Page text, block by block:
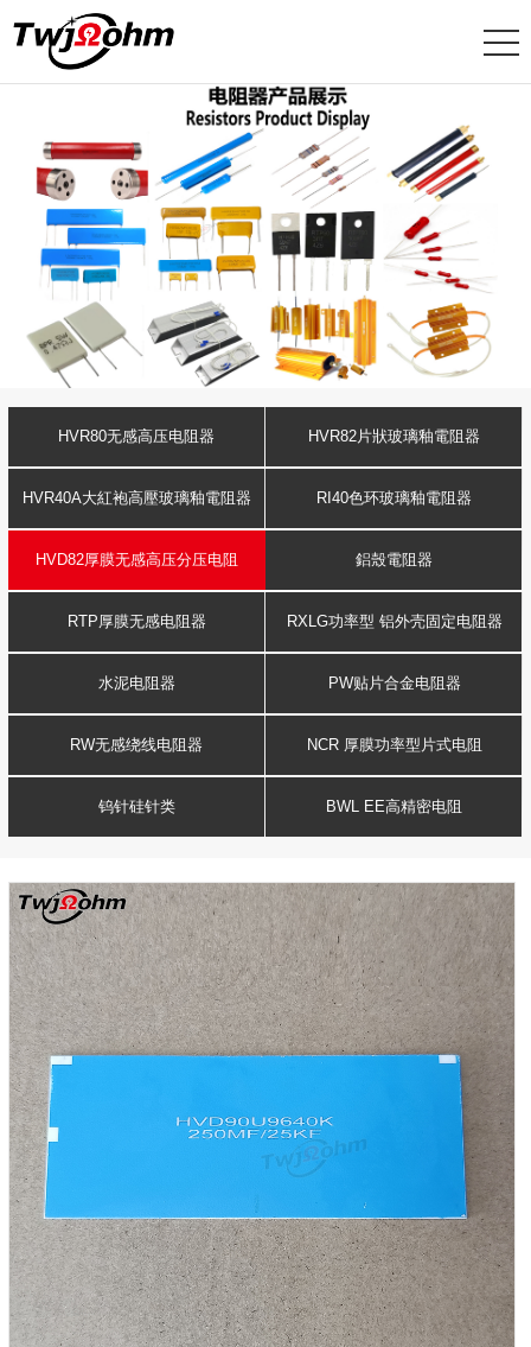
HVR80无感高压电阻器 HVR82片狀玻璃釉電阻器
HVR40A大紅袍高壓玻璃釉電阻器 RI40色环玻璃釉電阻器
HVD82厚膜无感高压分压电阻 鋁殼電阻器
RTP厚膜无感电阻器 RXLG功率型 铝外壳固定电阻器
水泥电阻器 PW贴片合金电阻器
RW无感绕线电阻器 NCR 厚膜功率型片式电阻
钨针硅针类 BWL EE高精密电阻